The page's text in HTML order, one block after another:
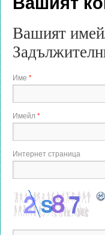
Вашият
Име *
Имейл *
Интернет страница